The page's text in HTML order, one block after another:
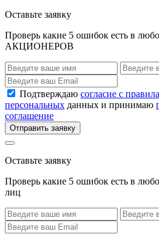
Оставьте заявку
Проверь какие 5 ошибок есть в
АКЦИОНЕРОВ
Подтверждаю согласие с
персональных данных и принимаю
соглашение
Отправить заявку
Оставьте заявку
Проверь какие 5 ошибок есть в
лиц